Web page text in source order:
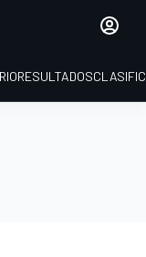
RESULTADOS